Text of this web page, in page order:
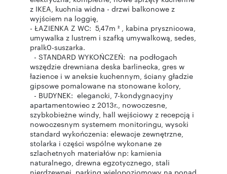
z IKEA, kuchnia widna - drzwi balkonowe z
wyjściem na loggię,
- ŁAZIENKA Z WC: 5,47m ² , kabina prysznicowa,
umywalka z lustrem i szafką umywalkową, sedes,
pralk0-suszarka.
- STANDARD WYKOŃCZEŃ: na podłogach
wszędzie drewniana deska barlinecka, gres w
łazience i w aneksie kuchennym, ściany gładzie
gipsowe pomalowane na stonowane kolory,
- BUDYNEK: elegancki, 7-kondygnacyjny
apartamentowiec z 2013r., nowoczesne,
szybkobieżne windy, hall wejściowy z recepcją i
nowoczesnym systemem monitoringu, wysoki
standard wykończenia: elewacje zewnętrzne,
stolarka i części wspólne wykonane ze
szlachetnych materiałów np: kamienia
naturalnego, drewna egzotycznego, stali
nierdzewnej, parking wielopoziomowy na ponad